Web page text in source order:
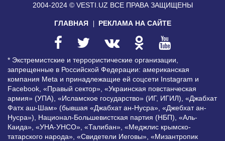
2004-2024 © VESTI.UZ ВСЕ ПРАВА ЗАЩИЩЕНЫ
ГЛАВНАЯ РЕКЛАМА НА САЙТЕ
* Экстремистские и террористические организации,
запрещенные в Российской Федерации: американская
компания Meta и принадлежащие ей соцсети Instagram и
Facebook, «Правый сектор», «Украинская повстанческая
армия» (УПА), «Исламское государство» (ИГ, ИГИЛ), «Джабхат
Фатх аш-Шам» (бывшая «Джабхат ан-Нусра», «Джебхат ан-
Нусра»), Национал-Большевистская партия (НБП), «Аль-
Каида», «УНА-УНСО», «Талибан», «Меджлис крымско-
татарского народа», «Свидетели Иеговы», «Мизантропик